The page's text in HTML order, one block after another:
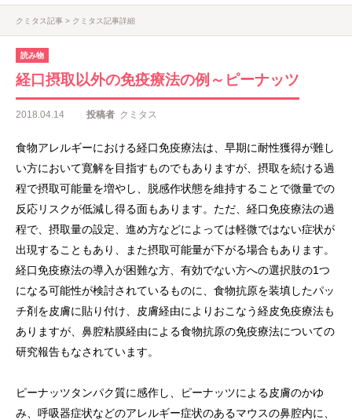
クミタス記事 クミタス記事詳細
読み物
経口摂取以外の免疫療法の例～ピーナッツ
2018.04.14 投稿者 クミタス
食物アレルギーにおける経口免疫療法は、早期に耐性獲得が難し
い方において寛解を目指すものでもありますが、摂取を続ける過
程で摂取可能量を増やし、脱感作状態を維持することで微量での
反応リスクが低減し得る面もあります。ただ、経口免疫療法の過
程で、摂取量の設定、進め方などによっては軽微ではない症状が
出現することもあり、また摂取可能量が下がる場合もあります。
経口免疫療法の導入が困難な方、有効でない方への選択肢の1つ
になる可能性が検討されているものに、食物抗原を装填したパッ
チ剤を皮膚に貼り付け、皮膚経由によりおこなう経皮免疫療法も
ありますが、鼻腔粘膜経由による食物抗原の免疫療法についての
研究報告もなされています。
ピーナッツタンパク質に感作し、ピーナッツによる皮膚のかゆ
み、呼吸器症状などのアレルギー症状のあるマウスの鼻腔内に、